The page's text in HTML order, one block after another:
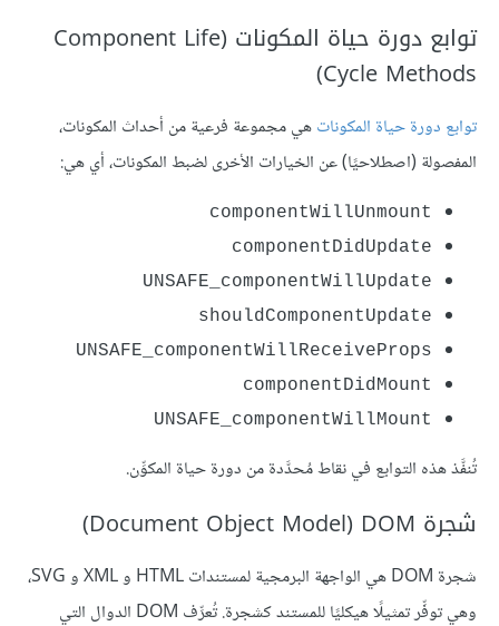
توابع دورة حياة المكونات (Component Life
Cycle Methods)
توابع دورة حياة المكوناتهي مجموعة فرعية من أحداث المكونات،
المفصولة (اصطلاحيًا) عن الخيارات الأخرى لضبط المكونات، أي هي:
componentWillUnmount
componentDidUpdate
UNSAFE_componentWillUpdate
shouldComponentUpdate
UNSAFE_componentWillReceiveProps
componentDidMount
UNSAFE_componentWillMount
تُنفَّذ هذه التوابع في نقاط مُحدَّدة من دورة حياة المكوِّن.
شجرة DOM‏ (Document Object Model)
شجرة DOM هي الواجهة البرمجية لمستندات HTML و XML و SVG،
وهي توفِّر تمثيلًا هيكليًا للمستند كشجرة. تُعرِّف DOM الدوال التي